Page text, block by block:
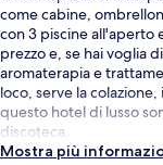
come cabine,
con 3 piscine all'aperto
prezzo e, se hai voglia
aromaterapia e
loco, serve la
questo hotel di lusso
discoteca.
Mostra più